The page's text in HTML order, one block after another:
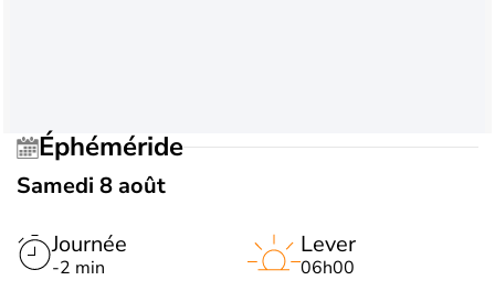
Éphéméride
Samedi 8 août
Journée
-2 min
Lever
06h00